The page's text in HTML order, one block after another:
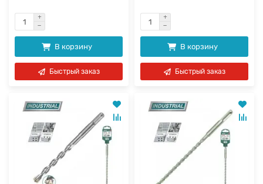
В корзину
Быстрый заказ
В корзину
Быстрый заказ